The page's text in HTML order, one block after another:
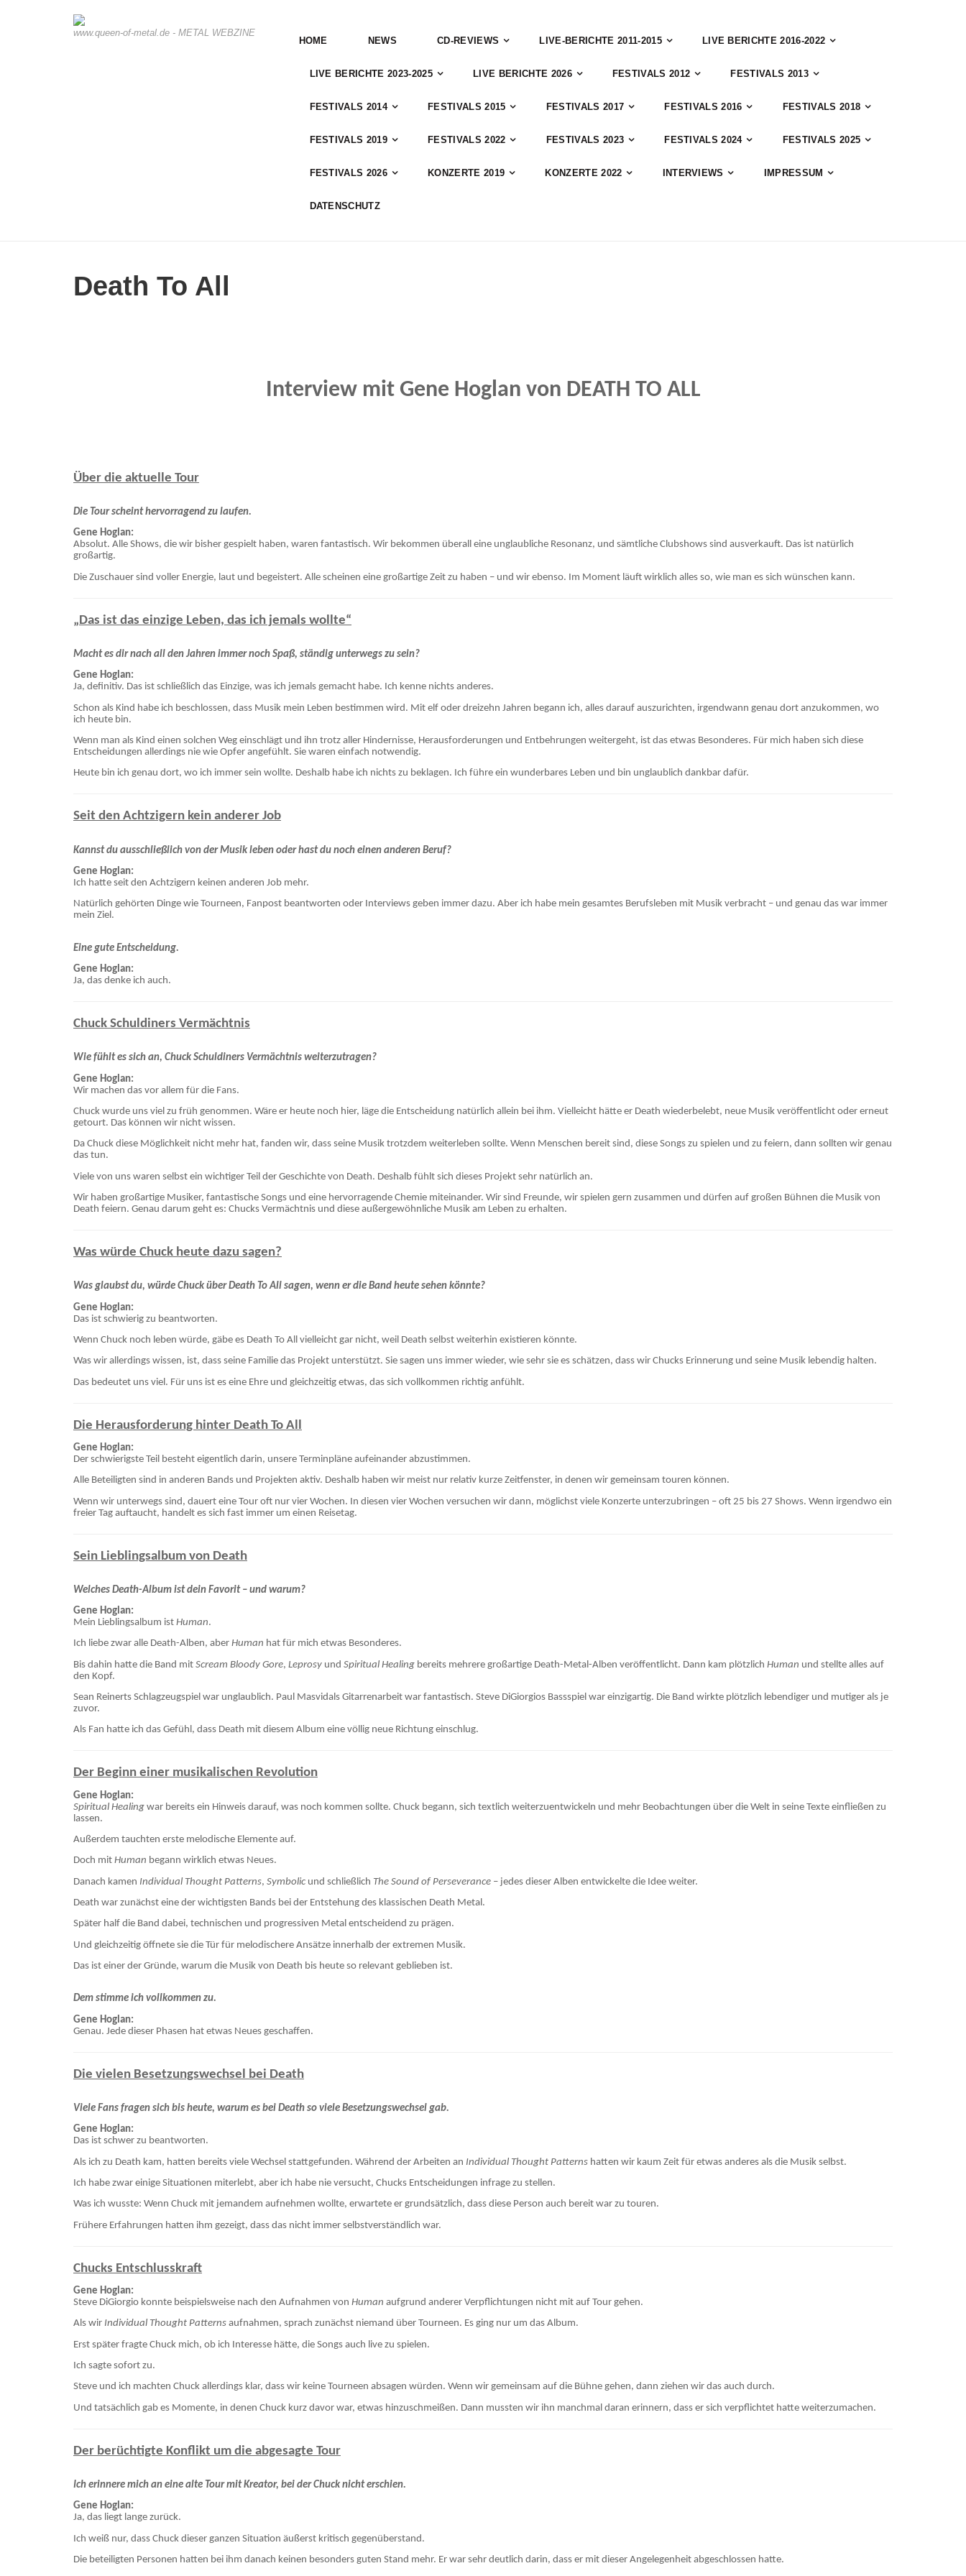
www.queen-of-metal.de - METAL WEBZINE
HOME NEWS CD-REVIEWS LIVE-BERICHTE 2011-2015 LIVE BERICHTE 2016-2022
LIVE BERICHTE 2023-2025 LIVE BERICHTE 2026 FESTIVALS 2012 FESTIVALS 2013
FESTIVALS 2014 FESTIVALS 2015 FESTIVALS 2017 FESTIVALS 2016 FESTIVALS 2018
FESTIVALS 2019 FESTIVALS 2022 FESTIVALS 2023 FESTIVALS 2024 FESTIVALS 2025
FESTIVALS 2026 KONZERTE 2019 KONZERTE 2022 INTERVIEWS IMPRESSUM
DATENSCHUTZ
Death To All
Interview mit Gene Hoglan von DEATH TO ALL
Über die aktuelle Tour
Die Tour scheint hervorragend zu laufen.
Gene Hoglan:
Absolut. Alle Shows, die wir bisher gespielt haben, waren fantastisch. Wir bekommen überall eine unglaubliche Resonanz, und sämtliche Clubshows sind ausverkauft. Das ist natürlich
großartig.
Die Zuschauer sind voller Energie, laut und begeistert. Alle scheinen eine großartige Zeit zu haben – und wir ebenso. Im Moment läuft wirklich alles so, wie man es sich wünschen kann.
„Das ist das einzige Leben, das ich jemals wollte“
Macht es dir nach all den Jahren immer noch Spaß, ständig unterwegs zu sein?
Gene Hoglan:
Ja, definitiv. Das ist schließlich das Einzige, was ich jemals gemacht habe. Ich kenne nichts anderes.
Schon als Kind habe ich beschlossen, dass Musik mein Leben bestimmen wird. Mit elf oder dreizehn Jahren begann ich, alles darauf auszurichten, irgendwann genau dort anzukommen, wo
ich heute bin.
Wenn man als Kind einen solchen Weg einschlägt und ihn trotz aller Hindernisse, Herausforderungen und Entbehrungen weitergeht, ist das etwas Besonderes. Für mich haben sich diese
Entscheidungen allerdings nie wie Opfer angefühlt. Sie waren einfach notwendig.
Heute bin ich genau dort, wo ich immer sein wollte. Deshalb habe ich nichts zu beklagen. Ich führe ein wunderbares Leben und bin unglaublich dankbar dafür.
Seit den Achtzigern kein anderer Job
Kannst du ausschließlich von der Musik leben oder hast du noch einen anderen Beruf?
Gene Hoglan:
Ich hatte seit den Achtzigern keinen anderen Job mehr.
Natürlich gehörten Dinge wie Tourneen, Fanpost beantworten oder Interviews geben immer dazu. Aber ich habe mein gesamtes Berufsleben mit Musik verbracht – und genau das war immer
mein Ziel.
Eine gute Entscheidung.
Gene Hoglan:
Ja, das denke ich auch.
Chuck Schuldiners Vermächtnis
Wie fühlt es sich an, Chuck Schuldiners Vermächtnis weiterzutragen?
Gene Hoglan:
Wir machen das vor allem für die Fans.
Chuck wurde uns viel zu früh genommen. Wäre er heute noch hier, läge die Entscheidung natürlich allein bei ihm. Vielleicht hätte er Death wiederbelebt, neue Musik veröffentlicht oder erneut
getourt. Das können wir nicht wissen.
Da Chuck diese Möglichkeit nicht mehr hat, fanden wir, dass seine Musik trotzdem weiterleben sollte. Wenn Menschen bereit sind, diese Songs zu spielen und zu feiern, dann sollten wir genau
das tun.
Viele von uns waren selbst ein wichtiger Teil der Geschichte von Death. Deshalb fühlt sich dieses Projekt sehr natürlich an.
Wir haben großartige Musiker, fantastische Songs und eine hervorragende Chemie miteinander. Wir sind Freunde, wir spielen gern zusammen und dürfen auf großen Bühnen die Musik von
Death feiern. Genau darum geht es: Chucks Vermächtnis und diese außergewöhnliche Musik am Leben zu erhalten.
Was würde Chuck heute dazu sagen?
Was glaubst du, würde Chuck über Death To All sagen, wenn er die Band heute sehen könnte?
Gene Hoglan:
Das ist schwierig zu beantworten.
Wenn Chuck noch leben würde, gäbe es Death To All vielleicht gar nicht, weil Death selbst weiterhin existieren könnte.
Was wir allerdings wissen, ist, dass seine Familie das Projekt unterstützt. Sie sagen uns immer wieder, wie sehr sie es schätzen, dass wir Chucks Erinnerung und seine Musik lebendig halten.
Das bedeutet uns viel. Für uns ist es eine Ehre und gleichzeitig etwas, das sich vollkommen richtig anfühlt.
Die Herausforderung hinter Death To All
Gene Hoglan:
Der schwierigste Teil besteht eigentlich darin, unsere Terminpläne aufeinander abzustimmen.
Alle Beteiligten sind in anderen Bands und Projekten aktiv. Deshalb haben wir meist nur relativ kurze Zeitfenster, in denen wir gemeinsam touren können.
Wenn wir unterwegs sind, dauert eine Tour oft nur vier Wochen. In diesen vier Wochen versuchen wir dann, möglichst viele Konzerte unterzubringen – oft 25 bis 27 Shows. Wenn irgendwo ein
freier Tag auftaucht, handelt es sich fast immer um einen Reisetag.
Sein Lieblingsalbum von Death
Welches Death-Album ist dein Favorit – und warum?
Gene Hoglan:
Mein Lieblingsalbum ist Human.
Ich liebe zwar alle Death-Alben, aber Human hat für mich etwas Besonderes.
Bis dahin hatte die Band mit Scream Bloody Gore, Leprosy und Spiritual Healing bereits mehrere großartige Death-Metal-Alben veröffentlicht. Dann kam plötzlich Human und stellte alles auf
den Kopf.
Sean Reinerts Schlagzeugspiel war unglaublich. Paul Masvidals Gitarrenarbeit war fantastisch. Steve DiGiorgios Bassspiel war einzigartig. Die Band wirkte plötzlich lebendiger und mutiger als je
zuvor.
Als Fan hatte ich das Gefühl, dass Death mit diesem Album eine völlig neue Richtung einschlug.
Der Beginn einer musikalischen Revolution
Gene Hoglan:
Spiritual Healing war bereits ein Hinweis darauf, was noch kommen sollte. Chuck begann, sich textlich weiterzuentwickeln und mehr Beobachtungen über die Welt in seine Texte einfließen zu
lassen.
Außerdem tauchten erste melodische Elemente auf.
Doch mit Human begann wirklich etwas Neues.
Danach kamen Individual Thought Patterns, Symbolic und schließlich The Sound of Perseverance – jedes dieser Alben entwickelte die Idee weiter.
Death war zunächst eine der wichtigsten Bands bei der Entstehung des klassischen Death Metal.
Später half die Band dabei, technischen und progressiven Metal entscheidend zu prägen.
Und gleichzeitig öffnete sie die Tür für melodischere Ansätze innerhalb der extremen Musik.
Das ist einer der Gründe, warum die Musik von Death bis heute so relevant geblieben ist.
Dem stimme ich vollkommen zu.
Gene Hoglan:
Genau. Jede dieser Phasen hat etwas Neues geschaffen.
Die vielen Besetzungswechsel bei Death
Viele Fans fragen sich bis heute, warum es bei Death so viele Besetzungswechsel gab.
Gene Hoglan:
Das ist schwer zu beantworten.
Als ich zu Death kam, hatten bereits viele Wechsel stattgefunden. Während der Arbeiten an Individual Thought Patterns hatten wir kaum Zeit für etwas anderes als die Musik selbst.
Ich habe zwar einige Situationen miterlebt, aber ich habe nie versucht, Chucks Entscheidungen infrage zu stellen.
Was ich wusste: Wenn Chuck mit jemandem aufnehmen wollte, erwartete er grundsätzlich, dass diese Person auch bereit war zu touren.
Frühere Erfahrungen hatten ihm gezeigt, dass das nicht immer selbstverständlich war.
Chucks Entschlusskraft
Gene Hoglan:
Steve DiGiorgio konnte beispielsweise nach den Aufnahmen von Human aufgrund anderer Verpflichtungen nicht mit auf Tour gehen.
Als wir Individual Thought Patterns aufnahmen, sprach zunächst niemand über Tourneen. Es ging nur um das Album.
Erst später fragte Chuck mich, ob ich Interesse hätte, die Songs auch live zu spielen.
Ich sagte sofort zu.
Steve und ich machten Chuck allerdings klar, dass wir keine Tourneen absagen würden. Wenn wir gemeinsam auf die Bühne gehen, dann ziehen wir das auch durch.
Und tatsächlich gab es Momente, in denen Chuck kurz davor war, etwas hinzuschmeißen. Dann mussten wir ihn manchmal daran erinnern, dass er sich verpflichtet hatte weiterzumachen.
Der berüchtigte Konflikt um die abgesagte Tour
Ich erinnere mich an eine alte Tour mit Kreator, bei der Chuck nicht erschien.
Gene Hoglan:
Ja, das liegt lange zurück.
Ich weiß nur, dass Chuck dieser ganzen Situation äußerst kritisch gegenüberstand.
Die beteiligten Personen hatten bei ihm danach keinen besonders guten Stand mehr. Er war sehr deutlich darin, dass er mit dieser Angelegenheit abgeschlossen hatte.